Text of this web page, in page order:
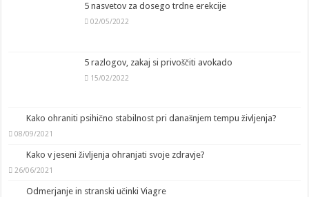
5 nasvetov za dosego trdne erekcije
02/05/2022
5 razlogov, zakaj si privoščiti avokado
15/02/2022
Kako ohraniti psihično stabilnost pri današnjem tempu življenja?
08/09/2021
Kako v jeseni življenja ohranjati svoje zdravje?
26/06/2021
Odmerjanje in stranski učinki Viagre